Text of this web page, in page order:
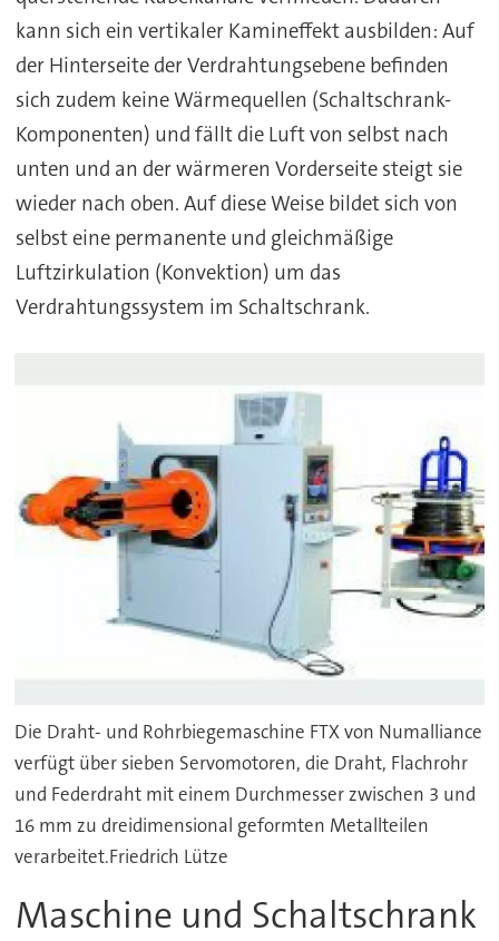
kann sich ein vertikaler Kamineffekt ausbilden: Auf
der Hinterseite der Verdrahtungsebene befinden
sich zudem keine Wärmequellen (Schaltschrank-
Komponenten) und fällt die Luft von selbst nach
unten und an der wärmeren Vorderseite steigt sie
wieder nach oben. Auf diese Weise bildet sich von
selbst eine permanente und gleichmäßige
Luftzirkulation (Konvektion) um das
Verdrahtungssystem im Schaltschrank.
Die Draht- und Rohrbiegemaschine FTX von Numalliance
verfügt über sieben Servomotoren, die Draht, Flachrohr
und Federdraht mit einem Durchmesser zwischen 3 und
16 mm zu dreidimensional geformten Metallteilen
verarbeitet.Friedrich Lütze
Maschine und Schaltschrank